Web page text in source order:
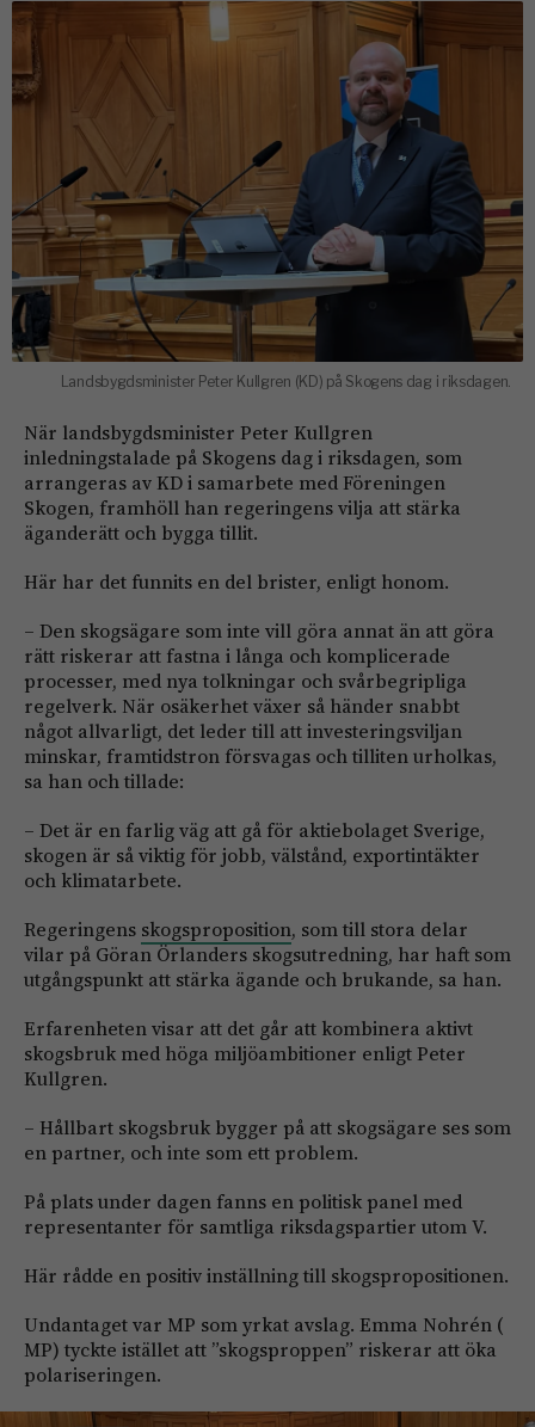
Landsbygdsminister Peter Kullgren (KD) på Skogens dag i riksdagen.
När landsbygdsminister Peter Kullgren
inledningstalade på Skogens dag i riksdagen, som
arrangeras av KD i samarbete med Föreningen
Skogen, framhöll han regeringens vilja att stärka
äganderätt och bygga tillit.
Här har det funnits en del brister, enligt honom.
– Den skogsägare som inte vill göra annat än att göra
rätt riskerar att fastna i långa och komplicerade
processer, med nya tolkningar och svårbegripliga
regelverk. När osäkerhet växer så händer snabbt
något allvarligt, det leder till att investeringsviljan
minskar, framtidstron försvagas och tilliten urholkas,
sa han och tillade:
– Det är en farlig väg att gå för aktiebolaget Sverige,
skogen är så viktig för jobb, välstånd, exportintäkter
och klimatarbete.
Regeringens skogsproposition, som till stora delar
vilar på Göran Örlanders skogsutredning, har haft som
utgångspunkt att stärka ägande och brukande, sa han.
Erfarenheten visar att det går att kombinera aktivt
skogsbruk med höga miljöambitioner enligt Peter
Kullgren.
– Hållbart skogsbruk bygger på att skogsägare ses som
en partner, och inte som ett problem.
På plats under dagen fanns en politisk panel med
representanter för samtliga riksdagspartier utom V.
Här rådde en positiv inställning till skogspropositionen.
Undantaget var MP som yrkat avslag. Emma Nohrén (
MP) tyckte istället att ”skogsproppen” riskerar att öka
polariseringen.